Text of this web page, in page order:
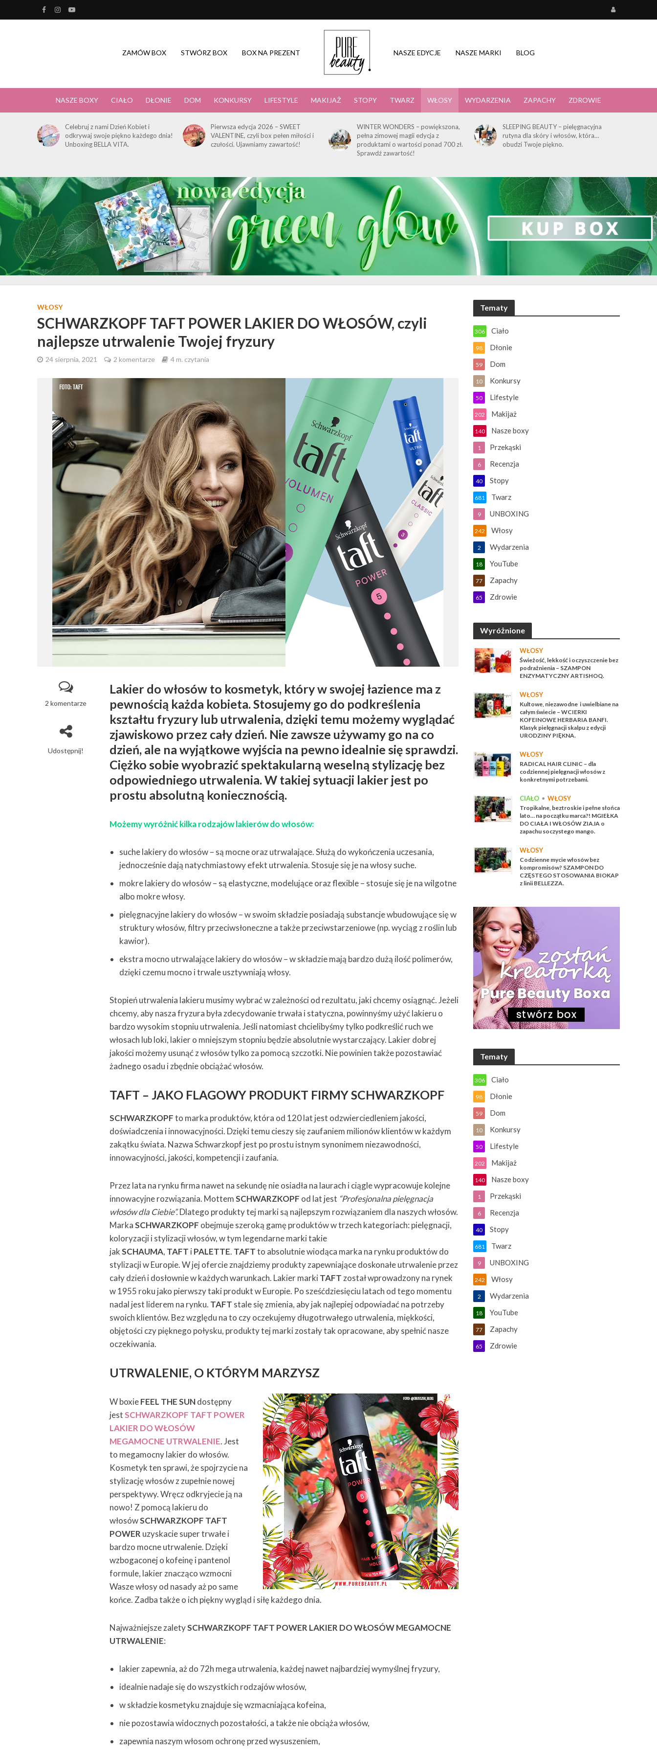
ZAMÓW BOX STWÓRZ BOX BOX NA PREZENT NASZE EDYCJE NASZE MARKI BLOG
NASZE BOXY CIAŁO DŁONIE DOM KONKURSY LIFESTYLE MAKIJAŻ STOPY TWARZ WŁOSY WYDARZENIA ZAPACHY ZDROWIE
Celebruj z nami Dzień Kobiet i
odkrywaj swoje piękno każdego dnia!
Unboxing BELLA VITA.
Pierwsza edycja 2026 – SWEET
VALENTINE, czyli box pełen miłości i
czułości. Ujawniamy zawartość!
WINTER WONDERS – powiększona,
pełna zimowej magii edycja z
produktami o wartości ponad 700 zł.
Sprawdź zawartość!
SLEEPING BEAUTY – pielęgnacyjna
rutyna dla skóry i włosów, która…
obudzi Twoje piękno.
WŁOSY
SCHWARZKOPF TAFT POWER LAKIER DO WŁOSÓW, czyli
najlepsze utrwalenie Twojej fryzury
24 sierpnia, 2021 2 komentarze 4 m. czytania
2 komentarze
Udostępnij!
Lakier do włosów to kosmetyk, który w swojej łazience ma z
pewnością każda kobieta. Stosujemy go do podkreślenia
kształtu fryzury lub utrwalenia, dzięki temu możemy wyglądać
zjawiskowo przez cały dzień. Nie zawsze używamy go na co
dzień, ale na wyjątkowe wyjścia na pewno idealnie się sprawdzi.
Ciężko sobie wyobrazić spektakularną weselną stylizację bez
odpowiedniego utrwalenia. W takiej sytuacji lakier jest po
prostu absolutną koniecznością.
Możemy wyróżnić kilka rodzajów lakierów do włosów:
suche lakiery do włosów – są mocne oraz utrwalające. Służą do wykończenia uczesania,
jednocześnie dają natychmiastowy efekt utrwalenia. Stosuje się je na włosy suche.
mokre lakiery do włosów – są elastyczne, modelujące oraz flexible – stosuje się je na wilgotne
albo mokre włosy.
pielęgnacyjne lakiery do włosów – w swoim składzie posiadają substancje wbudowujące się w
struktury włosów, filtry przeciwsłoneczne a także przeciwstarzeniowe (np. wyciąg z roślin lub
kawior).
ekstra mocno utrwalające lakiery do włosów – w składzie mają bardzo dużą ilość polimerów,
dzięki czemu mocno i trwale usztywniają włosy.
Stopień utrwalenia lakieru musimy wybrać w zależności od rezultatu, jaki chcemy osiągnąć. Jeżeli
chcemy, aby nasza fryzura była zdecydowanie trwała i statyczna, powinnyśmy użyć lakieru o
bardzo wysokim stopniu utrwalenia. Jeśli natomiast chcielibyśmy tylko podkreślić ruch we
włosach lub loki, lakier o mniejszym stopniu będzie absolutnie wystarczający. Lakier dobrej
jakości możemy usunąć z włosów tylko za pomocą szczotki. Nie powinien także pozostawiać
żadnego osadu i zbędnie obciążać włosów.
TAFT – JAKO FLAGOWY PRODUKT FIRMY SCHWARZKOPF
SCHWARZKOPFto marka produktów, która od 120 lat jest odzwierciedleniem jakości,
doświadczenia i innowacyjności. Dzięki temu cieszy się zaufaniem milionów klientów w każdym
zakątku świata. Nazwa Schwarzkopf jest po prostu istnym synonimem niezawodności,
innowacyjności, jakości, kompetencji i zaufania.
Przez lata na rynku firma nawet na sekundę nie osiadła na laurach i ciągle wypracowuje kolejne
innowacyjne rozwiązania. MottemSCHWARZKOPF od lat jest “Profesjonalna pielęgnacja
włosów dla Ciebie”.Dlatego produkty tej marki są najlepszym rozwiązaniem dla naszych włosów.
MarkaSCHWARZKOPF obejmuje szeroką gamę produktów w trzech kategoriach: pielęgnacji,
koloryzacji i stylizacji włosów, w tym legendarne marki takie
jakSCHAUMA, TAFT iPALETTE. TAFTto absolutnie wiodąca marka na rynku produktów do
stylizacji w Europie. W jej ofercie znajdziemy produkty zapewniające doskonałe utrwalenie przez
cały dzień i dosłownie w każdych warunkach. Lakier markiTAFTzostał wprowadzony na rynek
w 1955 roku jako pierwszy taki produkt w Europie. Po sześćdziesięciu latach od tego momentu
nadal jest liderem na rynku. TAFT stale się zmienia, aby jak najlepiej odpowiadać na potrzeby
swoich klientów. Bez względu na to czy oczekujemy długotrwałego utrwalenia, miękkości,
objętości czy pięknego połysku, produkty tej marki zostały tak opracowane, aby spełnić nasze
oczekiwania.
UTRWALENIE, O KTÓRYM MARZYSZ
W boxieFEEL THE SUNdostępny
jestSCHWARZKOPF TAFT POWER
LAKIER DO WŁOSÓW
MEGAMOCNE UTRWALENIE. Jest
to megamocny lakier do włosów.
Kosmetyk ten sprawi, że spojrzycie na
stylizację włosów z zupełnie nowej
perspektywy. Wręcz odkryjecie ją na
nowo! Z pomocą lakieru do
włosówSCHWARZKOPF TAFT
POWER uzyskacie super trwałe i
bardzo mocne utrwalenie. Dzięki
wzbogaconej o kofeinę i pantenol
formule, lakier znacząco wzmocni
Wasze włosy od nasady aż po same
końce. Zadba także o ich piękny wygląd i siłę każdego dnia.
Najważniejsze zaletySCHWARZKOPF TAFT POWER LAKIER DO WŁOSÓW MEGAMOCNE
UTRWALENIE:
lakier zapewnia, aż do 72h mega utrwalenia, każdej nawet najbardziej wymyślnej fryzury,
idealnie nadaje się do wszystkich rodzajów włosów,
w składzie kosmetyku znajduje się wzmacniająca kofeina,
nie pozostawia widocznych pozostałości, a także nie obciąża włosów,
zapewnia naszym włosom ochronę przed wysuszeniem,
Tematy
Ciało
306
Dłonie
98
Dom
59
Konkursy
10
Lifestyle
50
Makijaż
202
Nasze boxy
140
Przekąski
1
Recenzja
6
Stopy
40
Twarz
681
UNBOXING
9
Włosy
242
Wydarzenia
2
YouTube
18
Zapachy
77
Zdrowie
65
Wyróżnione
WŁOSY
Świeżość, lekkość i oczyszczenie bez
podrażnienia – SZAMPON
ENZYMATYCZNY ARTISHOQ.
WŁOSY
Kultowe, niezawodne i uwielbiane na
całym świecie – WCIERKI
KOFEINOWE HERBARIA BANFI.
Klasyk pielęgnacji skalpu z edycji
URODZINY PIĘKNA.
WŁOSY
RADICAL HAIR CLINIC – dla
codziennej pielęgnacji włosów z
konkretnymi potrzebami.
CIAŁO • WŁOSY
Tropikalne, beztroskie i pełne słońca
lato… na początku marca?! MGIEŁKA
DO CIAŁA I WŁOSÓW ZIAJA o
zapachu soczystego mango.
WŁOSY
Codzienne mycie włosów bez
kompromisów? SZAMPON DO
CZĘSTEGO STOSOWANIA BIOKAP
z linii BELLEZZA.
Tematy
Ciało
306
Dłonie
98
Dom
59
Konkursy
10
Lifestyle
50
Makijaż
202
Nasze boxy
140
Przekąski
1
Recenzja
6
Stopy
40
Twarz
681
UNBOXING
9
Włosy
242
Wydarzenia
2
YouTube
18
Zapachy
77
Zdrowie
65